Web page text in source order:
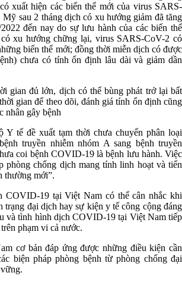
xuất hiện các biến thể mới của virus SARS-
sau 2 tháng dịch có xu hướng giảm đã tăng
đến nay do sự lưu hành của các biến thể
xu hướng chững lại, virus SARS-CoV-2 có
biến thể mới; đồng thời miễn dịch có được
chưa có tính ổn định lâu dài và giảm dần
gian đủ lớn, dịch có thể bùng phát trở lại bất
gian để theo dõi, đánh giá tính ổn định cũng
nhân gây bệnh
Y tế đề xuất tạm thời chưa chuyển phân loại
truyền nhiễm nhóm A sang bệnh truyền
coi bệnh COVID-19 là bệnh lưu hành. Việc
phòng chống dịch mang tính linh hoạt và tiến
thường mới”.
COVID-19 tại Việt Nam có thể cân nhắc khi
trạng đại dịch hay sự kiện y tế công cộng đáng
và tình hình dịch COVID-19 tại Việt Nam tiếp
phạm vi cả nước.
cơ bản đáp ứng được những điều kiện cần
biện pháp phòng bệnh từ phòng chống đại